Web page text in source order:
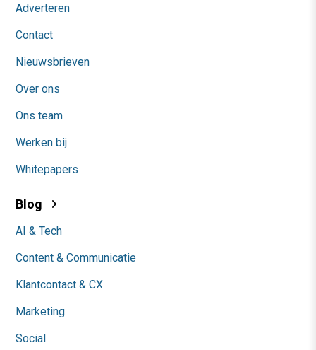
Adverteren
Contact
Nieuwsbrieven
Over ons
Ons team
Werken bij
Whitepapers
Blog
AI & Tech
Content & Communicatie
Klantcontact & CX
Marketing
Social